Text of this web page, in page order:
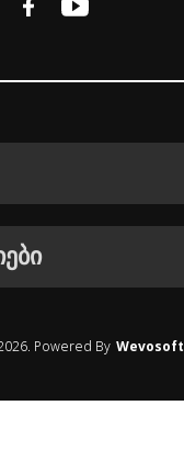
. Powered By Wevosoft